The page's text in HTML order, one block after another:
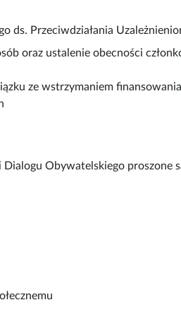
ds. Przeciwdziałania
oraz ustalenie obecności
ze wstrzymaniem
Obywatelskiego proszone